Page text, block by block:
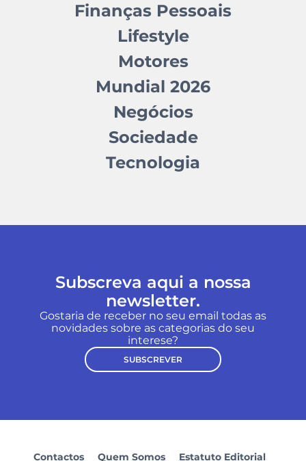
Finanças Pessoais
Lifestyle
Motores
Mundial 2026
Negócios
Sociedade
Tecnologia
Subscreva aqui a nossa
newsletter.
Gostaria de receber no seu email todas as
novidades sobre as categorias do seu
interese?
SUBSCREVER
Contactos Quem Somos Estatuto Editorial